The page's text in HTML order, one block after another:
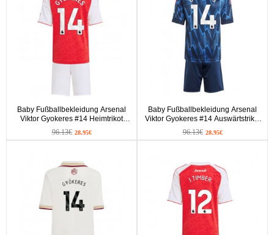
Baby Fußballbekleidung Arsenal
Viktor Gyokeres #14 Heimtrikot
2025-26 Kurzarm (+ kurze hosen)
96.13€ 28.95€
Baby Fußballbekleidung Arsenal
Viktor Gyokeres #14 Auswärtstrikot
2025-26 Kurzarm (+ kurze hosen)
96.13€ 28.95€